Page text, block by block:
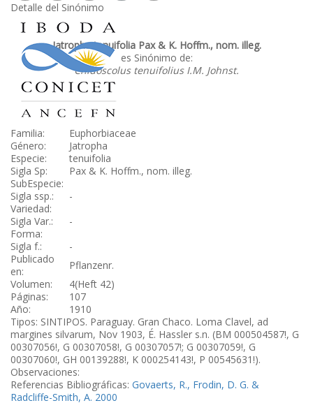
Detalle del Sinónimo
Jatropha tenuifolia Pax & K. Hoffm., nom. illeg.
es Sinónimo de:
Cnidoscolus tenuifolius I.M. Johnst.
Familia:
Euphorbiaceae
Género:
Jatropha
Especie:
tenuifolia
Sigla Sp:
Pax & K. Hoffm., nom. illeg.
SubEspecie:
Sigla ssp.:
-
Variedad:
Sigla Var.:
-
Forma:
Sigla f.:
-
Publicado
en:
Pflanzenr.
Volumen:
4(Heft 42)
Páginas:
107
Año:
1910
Tipos: SINTIPOS. Paraguay. Gran Chaco. Loma Clavel, ad
margines silvarum, Nov 1903, É. Hassler s.n. (BM 000504587!, G
00307056!, G 00307058!, G 00307057!; G 00307059!, G
00307060!, GH 00139288!, K 000254143!, P 00545631!).
Observaciones:
Referencias Bibliográficas: Govaerts, R., Frodin, D. G. &
Radcliffe-Smith, A. 2000